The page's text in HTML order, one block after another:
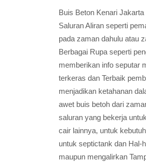
Buis Beton Kenari
Saluran Aliran seperti
pada zaman dahulu atau
Berbagai Rupa seperti
memberikan info seputar
terkeras dan Terbaik
menjadikan ketahanan
awet buis betoh dari
saluran yang bekerja
cair lainnya, untuk
untuk septictank dan Hal-
maupun mengalirkan